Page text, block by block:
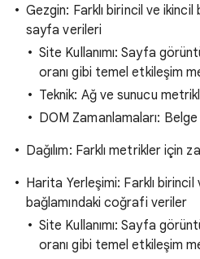
Gezgin: Farklı birincil ve
sayfa verileri
Site Kullanımı: Sayfa
oranı gibi temel etkileşim
Teknik: Ağ ve sunucu
DOM Zamanlamaları:
Dağılım: Farklı metrikler için
Harita Yerleşimi: Farklı
bağlamındaki coğrafi veriler
Site Kullanımı: Sayfa
oranı gibi temel etkileşim